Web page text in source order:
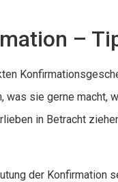
–
was sie gerne
in Betracht
der Konfirmation